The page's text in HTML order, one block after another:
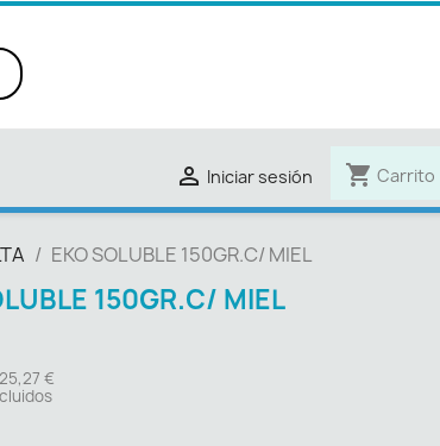
 Iniciar sesión shopping_cart Carrito
EKO SOLUBLE 150GR.C/ MIEL
150GR.C/ MIEL
€